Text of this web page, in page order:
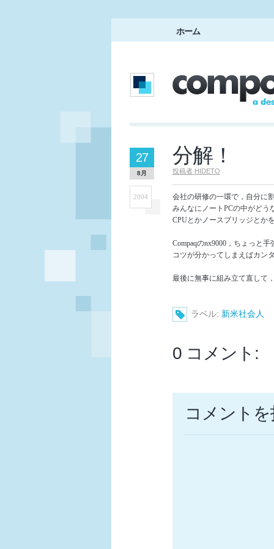
ホーム
分解！
投稿者 HIDETO
27
8月
2004
会社の研修の一環で，自分に
みんなにノートPCの中がど
CPUとかノースブリッジとか
Compaqのnx9000，ちょっと
コツが分かってしまえばカン
最後に無事に組み立て直して
ラベル: 新米社会人
0 コメント:
コメント